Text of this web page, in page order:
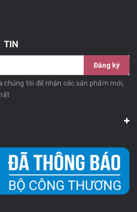
TIN
Đăng ký
chúng tôi để nhận các sản phẩm mới,